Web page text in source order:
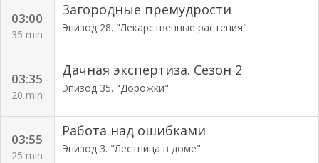
03:00
35 min
Загородные премудрости
Эпизод 28. "Лекарственные растения"
03:35
20 min
Дачная экспертиза. Сезон 2
Эпизод 35. "Дорожки"
03:55
25 min
Работа над ошибками
Эпизод 3. "Лестница в доме"